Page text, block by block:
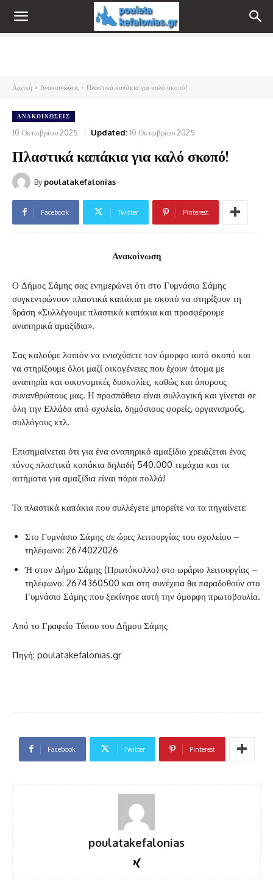
Αρχική Ανακοινώσεις Πλαστικά καπάκια για καλό σκοπό!
ΑΝΑΚΟΙΝΏΣΕΙΣ
10 Οκτωβρίου 2025 Updated:10 Οκτωβρίου 2025
Πλαστικά καπάκια για καλό σκοπό!
By poulatakefalonias
Facebook Twitter Pinterest
Ανακοίνωση
Ο Δήμος Σάμης σας ενημερώνει ότι στο Γυμνάσιο Σάμης
συγκεντρώνουν πλαστικά καπάκια με σκοπό να στηρίξουν τη
δράση «Συλλέγουμε πλαστικά καπάκια και προσφέρουμε
αναπηρικά αμαξίδια».
Σας καλούμε λοιπόν να ενισχύσετε τον όμορφο αυτό σκοπό και
να στηρίξουμε όλοι μαζί οικογένειες που έχουν άτομα με
αναπηρία και οικονομικές δυσκολίες, καθώς και άπορους
συνανθρώπους μας. Η προσπάθεια είναι συλλογική και γίνεται σε
όλη την Ελλάδα από σχολεία, δημόσιους φορείς, οργανισμούς,
συλλόγους κτλ.
Επισημαίνεται ότι για ένα αναπηρικό αμαξίδιο χρειάζεται ένας
τόνος πλαστικά καπάκια δηλαδή 540.000 τεμάχια και τα
αιτήματα για αμαξίδια είναι πάρα πολλά!
Τα πλαστικά καπάκια που συλλέγετε μπορείτε να τα πηγαίνετε:
Στο Γυμνάσιο Σάμης σε ώρες λειτουργίας του σχολείου –
τηλέφωνο: 2674022026
Ή στον Δήμο Σάμης (Πρωτόκολλο) στο ωράριο λειτουργίας –
τηλέφωνο: 2674360500 και στη συνέχεια θα παραδοθούν στο
Γυμνάσιο Σάμης που ξεκίνησε αυτή την όμορφη πρωτοβουλία.
Από το Γραφείο Τύπου του Δήμου Σάμης
Πηγή: poulatakefalonias.gr
Facebook Twitter Pinterest
poulatakefalonias